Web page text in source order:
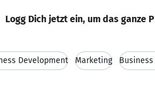
Logg Dich jetzt ein, um das ganze
Development Marketing